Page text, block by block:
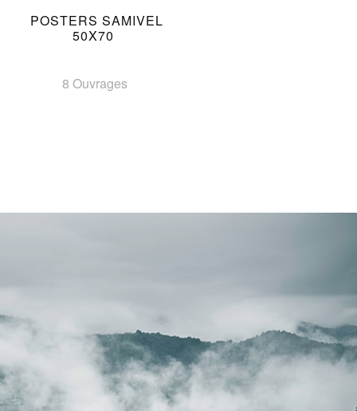
POSTERS SAMIVEL
50X70
8 Ouvrages